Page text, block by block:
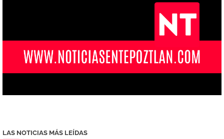
LAS NOTICIAS MÁS LEÍDAS